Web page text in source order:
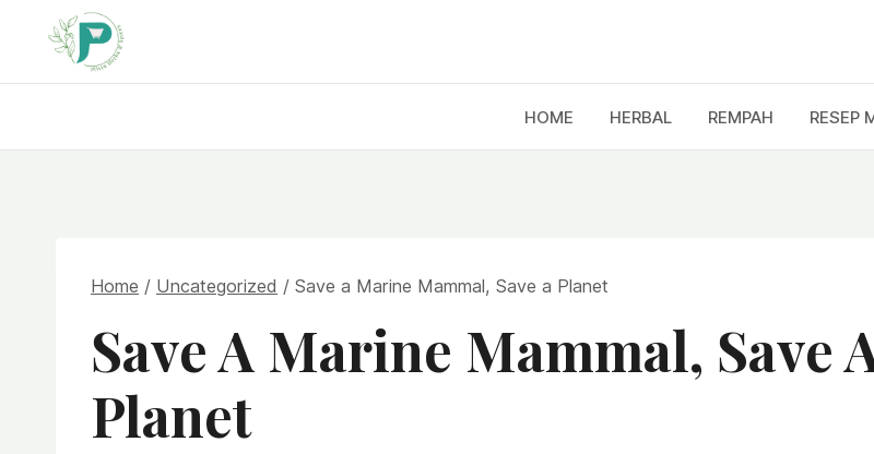
content
HOME HERBAL REMPAH RESEP
Home / Uncategorized / Save a Marine Mammal, Save a Planet
Save A Marine Mammal, Save
Planet